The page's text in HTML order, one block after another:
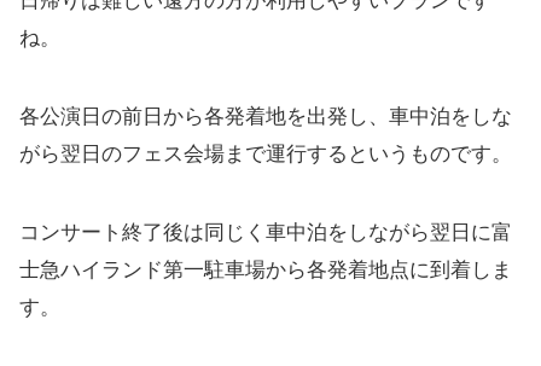
ね。
各公演日の前日から各発着地を出発し、車中泊をしな
がら翌日のフェス会場まで運行するというものです。
コンサート終了後は同じく車中泊をしながら翌日に富
士急ハイランド第一駐車場から各発着地点に到着しま
す。